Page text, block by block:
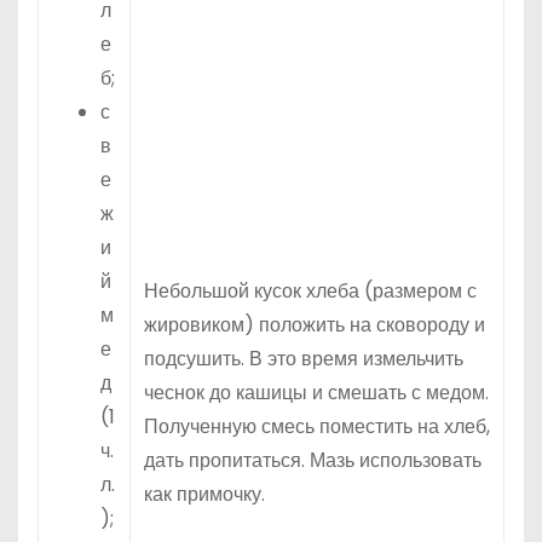
л
е
б;
с
в
е
ж
и
й
м
е
д
(1
ч.
л.
);
Небольшой кусок хлеба (размером с
жировиком) положить на сковороду и
подсушить. В это время измельчить
чеснок до кашицы и смешать с медом.
Полученную смесь поместить на хлеб,
дать пропитаться. Мазь использовать
как примочку.